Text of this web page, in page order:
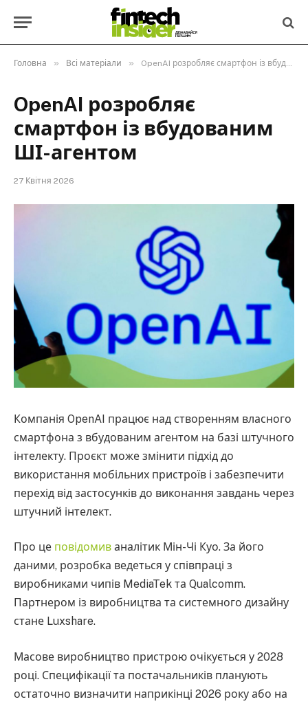
Головна » Всі матеріали » OpenAI розробляє смартфон із вбудованим ШІ-агентом
OpenAI розробляє
смартфон із вбудованим
ШІ-агентом
27 Квітня 2026
Компанія OpenAI працює над створенням власного
смартфона з вбудованим агентом на базі штучного
інтелекту. Проєкт може змінити підхід до
використання мобільних пристроїв і забезпечити
перехід від застосунків до виконання завдань через
штучний інтелект.
Про це повідомив аналітик Мін-Чі Куо. За його
даними, розробка ведеться у співпраці з
виробниками чипів MediaTek та Qualcomm.
Партнером із виробництва та системного дизайну
стане Luxshare.
Масове виробництво пристрою очікується у 2028
році. Специфікації та постачальників планують
остаточно визначити наприкінці 2026 року або на